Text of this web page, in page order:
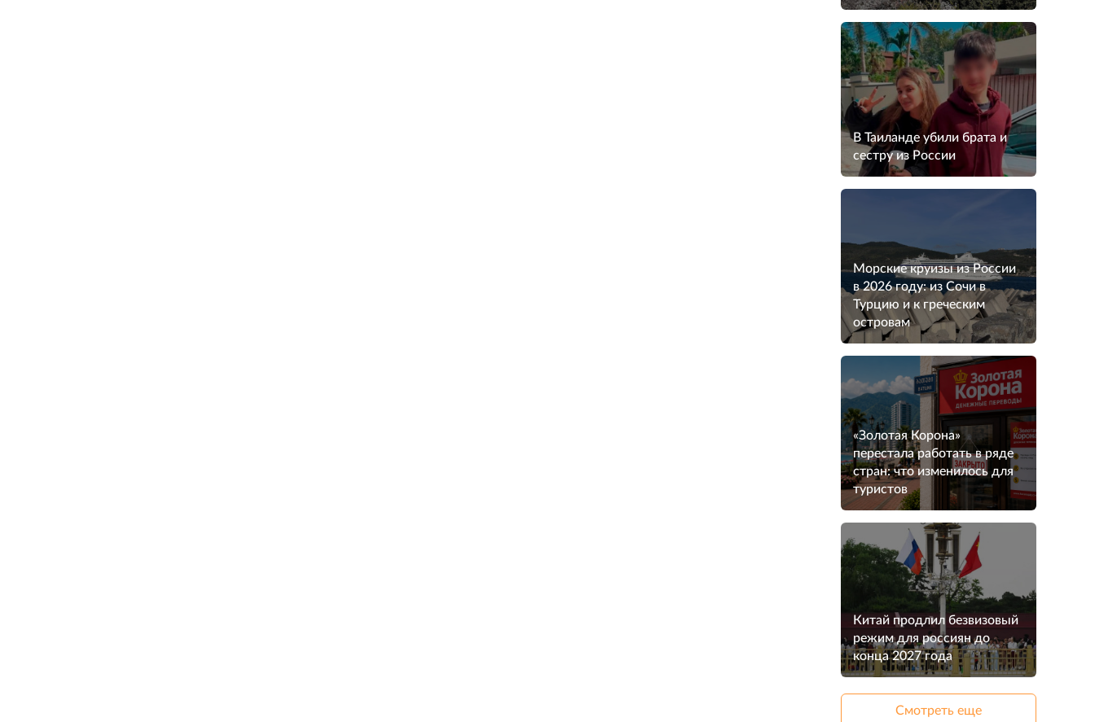
В Таиланде убили брата и
сестру из России
Морские круизы из России
в 2026 году: из Сочи в
Турцию и к греческим
островам
«Золотая Корона»
перестала работать в ряде
стран: что изменилось для
туристов
Китай продлил безвизовый
режим для россиян до
конца 2027 года
Смотреть еще